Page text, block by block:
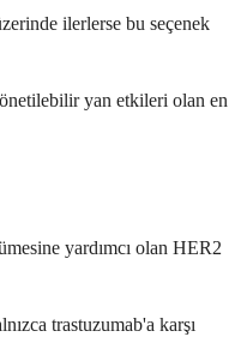
ilerlerse bu seçenek
yan etkileri olan en
yardımcı olan HER2
trastuzumab'a karşı